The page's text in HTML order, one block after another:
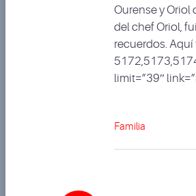
Ourense y Oriol
del chef Oriol,
recuerdos.
limit=”39″
Familia